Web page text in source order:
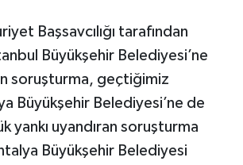
Başsavcılığı tarafından
Büyükşehir Belediyesi’ne
soruşturma, geçtiğimiz
Büyükşehir Belediyesi’ne de
yankı uyandıran soruşturma
Büyükşehir Belediyesi